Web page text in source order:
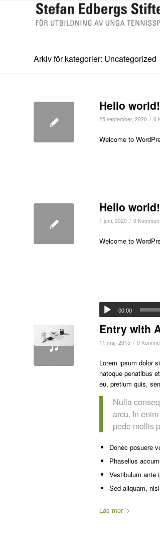
Arkiv för kategorier: Uncategorized
Hello world!
25 september, 2020 / 0
Welcome to
Hello world!
1 juni, 2020 / 0
Welcome to
00:00
Entry with
11 maj, 2015 / 0
Lorem ipsum dolor
natoque penatibus
eu, pretium quis,
Nulla
arcu. In
pede mollis
Donec posuere
Phasellus
Vestibulum ante
Sed aliquam,
Läs mer